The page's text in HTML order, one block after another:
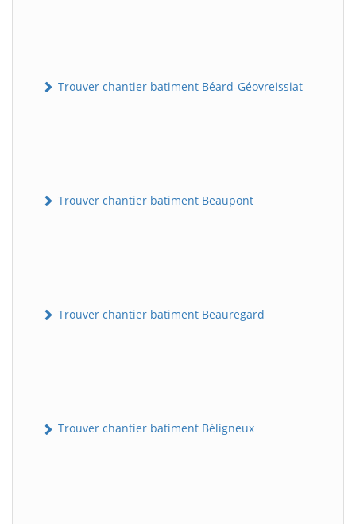
Trouver chantier batiment Béard-Géovreissiat
Trouver chantier batiment Beaupont
Trouver chantier batiment Beauregard
Trouver chantier batiment Béligneux